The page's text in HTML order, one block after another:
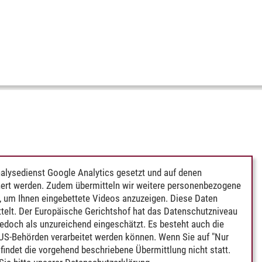
Google Analytics gesetzt und auf denen
werden. Zudem übermitteln wir weitere personenbezogene
Ihnen eingebettete Videos anzuzeigen. Diese Daten
Der Europäische Gerichtshof hat das Datenschutzniveau
als unzureichend eingeschätzt. Es besteht auch die
Behörden verarbeitet werden können. Wenn Sie auf "Nur
die vorgehend beschriebene Übermittlung nicht statt.